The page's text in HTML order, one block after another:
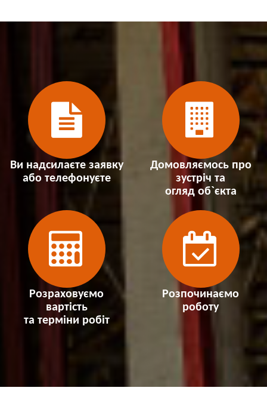
Ви надсилаєте заявку
або телефонуєте
Домовляємось про
зустріч та
огляд об`єкта
Розраховуємо
вартість
та терміни робіт
Розпочинаємо
роботу